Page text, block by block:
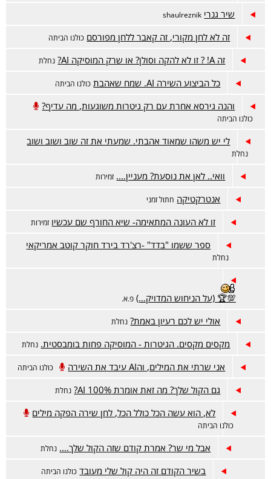
שיר גנרי shaulreznik
זה לא לחן מקורי, זה קאבר ללחן מפורסם כולנו הביתה
זה A! ? זו לא להקה וסולן? או שרק המוסיקה AI? נחלת
כל הביצוע השירה AI. שמח שאהבת כולנו הביתה
והנה גירסא אחרת עם רק גיטרות משוגעות, מה עדיף?
כולנו הביתה
לי יש משהו שמאוד אהבתי. שמעתי את זה שוב ושוב ושוב
נחלת
וואי.. לאן את נוסעת? מעניין…. זמירות
אנטרקטיקה חתול זמני
זו לא העונה המתאימה- שיא החורף שם עכשיו זמירות
ספר ששמו "בדד" -רצ'רד בירד חוקר קוטב אמריקאי
נחלת
💯🏆 (על הניחוש המדויק…) פ.א.
אולי יש לכם רעיון באמת? נחלת
מקסים מקסים. הגיטרות - המוסיקה פחות בומבסטית. נחלת
אני שרתי את המילים, והAI עיבד את השירה כולנו הביתה
גם הקול שלך? מה זאת אומרת 100% AI? נחלת
לא, הוא עשה הכל כולל הכל, לחן שירה הפקה מילים
כולנו הביתה
אבל מי שר? אמרת קודם שזה הקול שלך.... נחלת
בשיר הקודם זה היה קול שלי מעובד כולנו הביתה